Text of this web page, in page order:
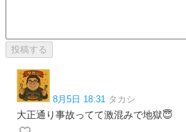
8月5日 18:31 タカシ
大正通り事故ってて激混みで地獄😇